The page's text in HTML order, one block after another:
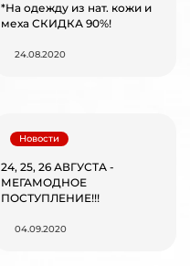
*На одежду из нат. кожи и
меха СКИДКА 90%!
24.08.2020
24, 25, 26 АВГУСТА -
МЕГАМОДНОЕ
ПОСТУПЛЕНИЕ!!!
Новости
04.09.2020